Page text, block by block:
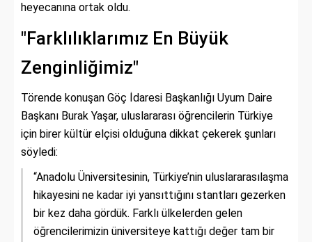
heyecanına ortak oldu.
"Farklılıklarımız En Büyük
Zenginliğimiz"
Törende konuşan Göç İdaresi Başkanlığı Uyum Daire
Başkanı Burak Yaşar, uluslararası öğrencilerin Türkiye
için birer kültür elçisi olduğuna dikkat çekerek şunları
söyledi:
“Anadolu Üniversitesinin, Türkiye’nin uluslararasılaşma
hikayesini ne kadar iyi yansıttığını stantları gezerken
bir kez daha gördük. Farklı ülkelerden gelen
öğrencilerimizin üniversiteye kattığı değer tam bir